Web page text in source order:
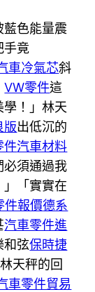
色能量震
手竟
車冷氣芯斜
VW零件這
學！」林天
版出低沉的
件汽車材料
必須通過我
「實實在
件報價德系
汽車零件進
和弦保時捷
天秤的回
車零件貿易